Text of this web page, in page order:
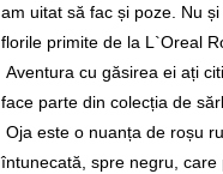
am uitat să fac și poze. Nu
florile primite de la L`Oreal
Aventura cu găsirea ei ați
face parte din colecția de
Oja este o nuanța de roșu
întunecată, spre negru, care